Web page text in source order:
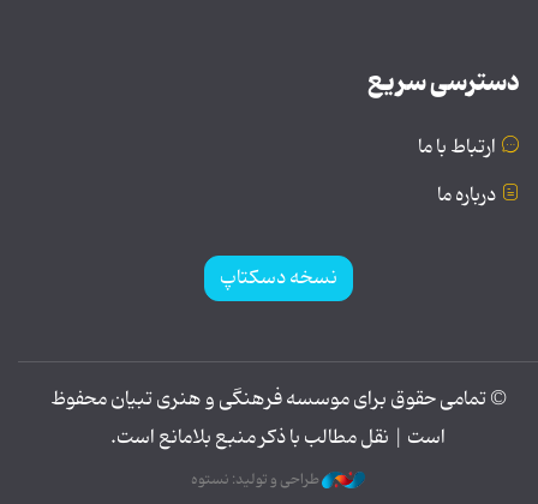
دسترسی سریع
ارتباط با ما
درباره ما
نسخه دسکتاپ
© تمامی حقوق برای موسسه فرهنگی و هنری تبیان محفوظ
است | نقل مطالب با ذکر منبع بلامانع است.
طراحی و تولید: نستوه